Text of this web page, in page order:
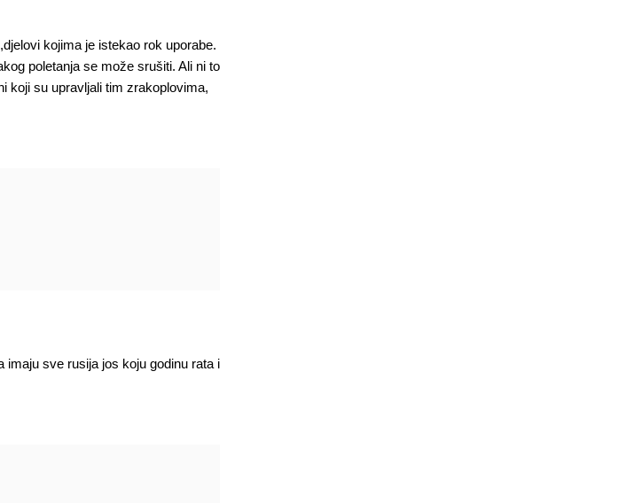
kojima je istekao rok uporabe.
poletanja se može srušiti. Ali ni to
koji su upravljali tim zrakoplovima,
sve rusija jos koju godinu rata i